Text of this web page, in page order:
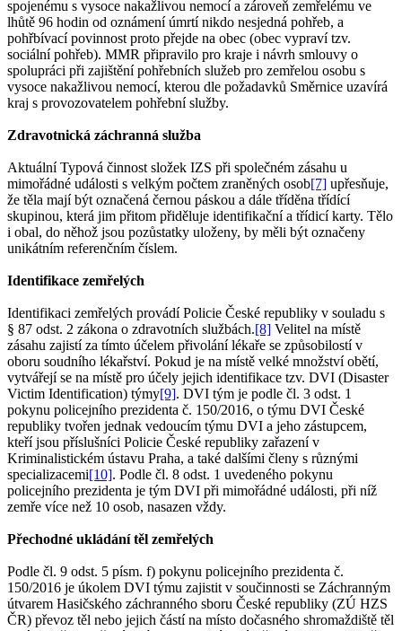
spojenému s vysoce nakažlivou nemocí a zároveň zemřelému ve
lhůtě 96 hodin od oznámení úmrtí nikdo nesjedná pohřeb, a
pohřbívací povinnost proto přejde na obec (obec vypraví tzv.
sociální pohřeb). MMR připravilo pro kraje i návrh smlouvy o
spolupráci při zajištění pohřebních služeb pro zemřelou osobu s
vysoce nakažlivou nemocí, kterou dle požadavků Směrnice uzavírá
kraj s provozovatelem pohřební služby.
Zdravotnická záchranná služba
Aktuální Typová činnost složek IZS při společném zásahu u
mimořádné události s velkým počtem zraněných osob[7] upřesňuje,
že těla mají být označená černou páskou a dále tříděna třídící
skupinou, která jim přitom přiděluje identifikační a třídicí karty. Tělo
i obal, do něhož jsou pozůstatky uloženy, by měli být označeny
unikátním referenčním číslem.
Identifikace zemřelých
Identifikaci zemřelých provádí Policie České republiky v souladu s
§ 87 odst. 2 zákona o zdravotních službách.[8] Velitel na místě
zásahu zajistí za tímto účelem přivolání lékaře se způsobilostí v
oboru soudního lékařství. Pokud je na místě velké množství obětí,
vytvářejí se na místě pro účely jejich identifikace tzv. DVI (Disaster
Victim Identification) týmy[9]. DVI tým je podle čl. 3 odst. 1
pokynu policejního prezidenta č. 150/2016, o týmu DVI České
republiky tvořen jednak vedoucím týmu DVI a jeho zástupcem,
kteří jsou příslušníci Policie České republiky zařazení v
Kriminalistickém ústavu Praha, a také dalšími členy s různými
specializacemi[10]. Podle čl. 8 odst. 1 uvedeného pokynu
policejního prezidenta je tým DVI při mimořádné události, při níž
zemře více než 10 osob, nasazen vždy.
Přechodné ukládání těl zemřelých
Podle čl. 9 odst. 5 písm. f) pokynu policejního prezidenta č.
150/2016 je úkolem DVI týmu zajistit v součinnosti se Záchranným
útvarem Hasičského záchranného sboru České republiky (ZÚ HZS
ČR) převoz těl nebo jejich částí na místo dočasného shromaždiště těl